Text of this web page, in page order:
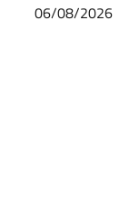
06/08/2026